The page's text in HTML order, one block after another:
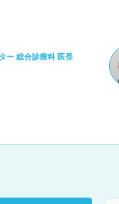
ー 総合診療科 医長